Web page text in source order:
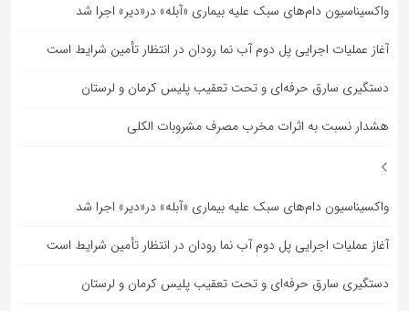
واکسیناسیون دام‌های سبک علیه بیماری «آبله» در«دیر» اجرا شد
آغاز عملیات اجرایی پل دوم آب نما رودان در انتظار تأمین شرایط است
دستگیری سارق حرفه‌ای و تحت تعقیب پلیس کرمان و لرستان
هشدار نسبت به اثرات مخرب مصرف مشروبات الکلی
واکسیناسیون دام‌های سبک علیه بیماری «آبله» در«دیر» اجرا شد
آغاز عملیات اجرایی پل دوم آب نما رودان در انتظار تأمین شرایط است
دستگیری سارق حرفه‌ای و تحت تعقیب پلیس کرمان و لرستان